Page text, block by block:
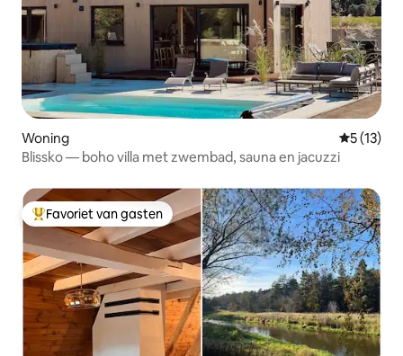
Woning
5 (13)
Blissko — boho villa met zwembad, sauna en jacuzzi
Topfavoriet van gasten
Favoriet van gasten